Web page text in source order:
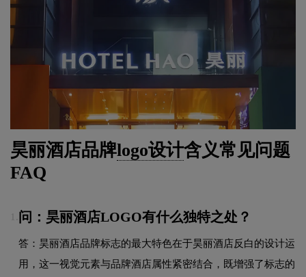
昊丽酒店品牌logo设计含义常见问题
FAQ
问：昊丽酒店LOGO有什么独特之处？
答：昊丽酒店品牌标志的最大特色在于昊丽酒店反白的设计运
用，这一视觉元素与品牌酒店属性紧密结合，既增强了标志的